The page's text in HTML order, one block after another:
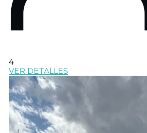
4
VER DETALLES